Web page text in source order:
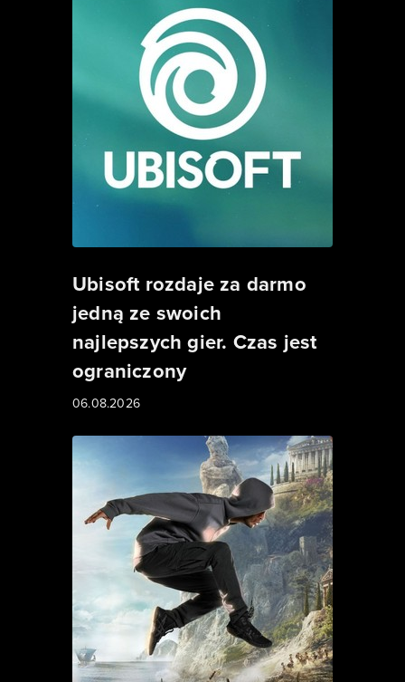
Ubisoft rozdaje za darmo
jedną ze swoich
najlepszych gier. Czas jest
ograniczony
06.08.2026